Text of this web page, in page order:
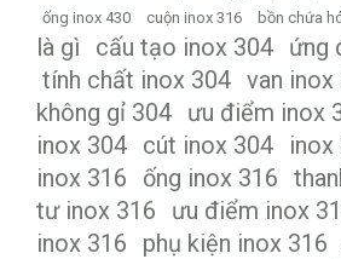
ống inox 430
cuộn inox 316 bồn chứa
là gì
cấu tạo inox 304 ứng
tính chất inox 304 van inox
không gỉ 304 ưu điểm inox
inox 304 cút inox 304 inox
inox 316
ống inox 316
tư inox 316
ưu điểm inox
inox 316
phụ kiện inox 316